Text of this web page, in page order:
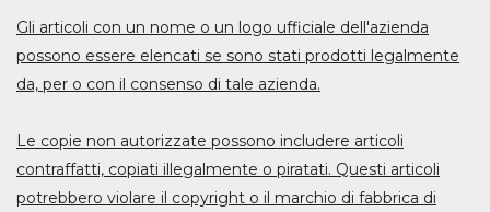
Gli articoli con un nome o un logo ufficiale dell'azienda
possono essere elencati se sono stati prodotti legalmente
da, per o con il consenso di tale azienda.
Le copie non autorizzate possono includere articoli
contraffatti, copiati illegalmente o piratati. Questi articoli
potrebbero violare il copyright o il marchio di fabbrica di